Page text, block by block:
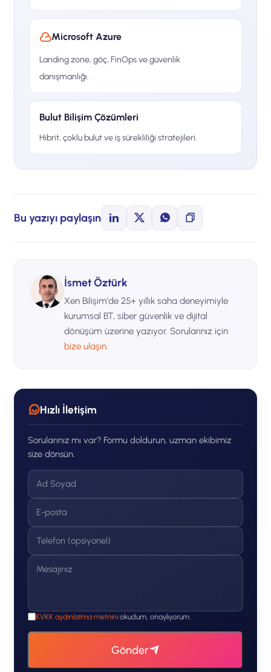
Microsoft Azure
Landing zone, göç, FinOps ve güvenlik
danışmanlığı.
Bulut Bilişim Çözümleri
Hibrit, çoklu bulut ve iş sürekliliği stratejileri.
Bu yazıyı paylaşın
İsmet Öztürk
Xen Bilişim'de 25+ yıllık saha deneyimiyle
kurumsal BT, siber güvenlik ve dijital
dönüşüm üzerine yazıyor. Sorularınız için
bize ulaşın.
Hızlı İletişim
Sorularınız mı var? Formu doldurun, uzman ekibimiz
size dönsün.
KVKK aydınlatma metnini okudum, onaylıyorum.
Gönder